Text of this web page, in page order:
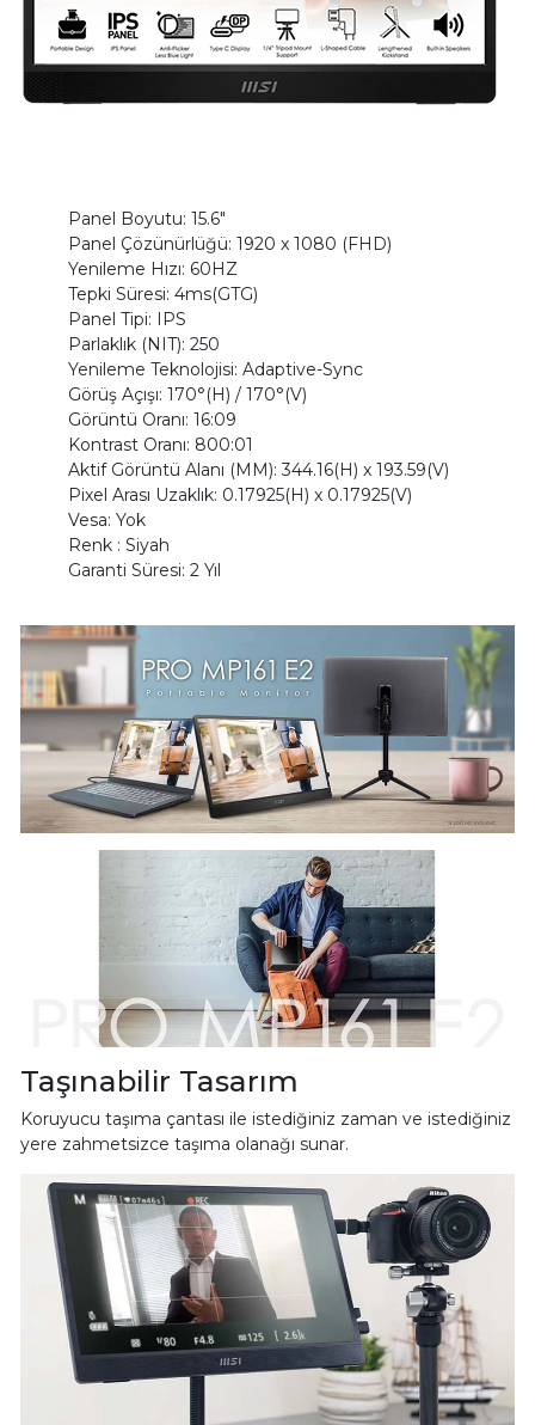
Panel Boyutu: 15.6"
Panel Çözünürlüğü: 1920 x 1080 (FHD)
Yenileme Hızı: 60HZ
Tepki Süresi: 4ms(GTG)
Panel Tipi: IPS
Parlaklık (NIT): 250
Yenileme Teknolojisi: Adaptive-Sync
Görüş Açışı: 170°(H) / 170°(V)
Görüntü Oranı: 16:09
Kontrast Oranı: 800:01
Aktif Görüntü Alanı (MM): 344.16(H) x 193.59(V)
Pixel Arası Uzaklık: 0.17925(H) x 0.17925(V)
Vesa: Yok
Renk : Siyah
Garanti Süresi: 2 Yıl
Taşınabilir Tasarım
Koruyucu taşıma çantası ile istediğiniz zaman ve istediğiniz
yere zahmetsizce taşıma olanağı sunar.